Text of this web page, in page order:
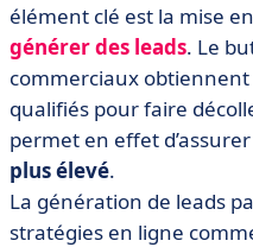
élément clé est la mise
générer des leads. Le
commerciaux
qualifiés pour faire
permet en effet
plus élevé.
La génération de leads
stratégies en ligne